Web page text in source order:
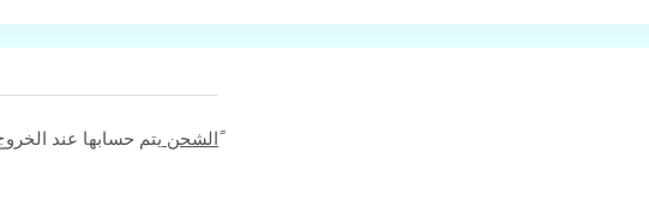
ًالشحن يتم حسابها عند